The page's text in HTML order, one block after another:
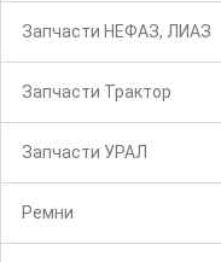
Запчасти НЕФАЗ, ЛИАЗ
Запчасти Трактор
Запчасти УРАЛ
Ремни